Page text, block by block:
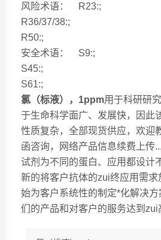
风险术语： R23:;
R36/37/38:;
R50:;
安全术语： S9:;
S45:;
S61:;
氯（标液），1ppm用于科研研
于生命科学面广、发展快，因此
性质复杂，全部现货供应，欢迎
函咨询，网络产品信息续费上传
试剂为不同的蛋白、应用都设计
新的将客户抗体的zui终应用需
始为客户系统性的制定*化解决
们的产品和对客户的服务达到zui